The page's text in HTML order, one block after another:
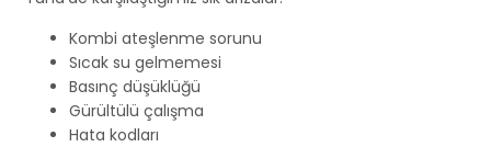
Kombi ateşlenme sorunu
Sıcak su gelmemesi
Basınç düşüklüğü
Gürültülü çalışma
Hata kodları